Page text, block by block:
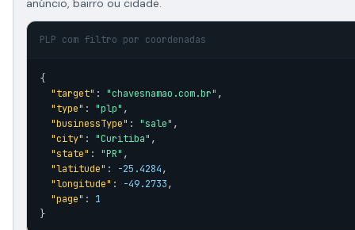
anúncio, bairro ou cidade.
PLP com filtro por coordenadas
{
"target" : "chavesnamao.com.br" ,
"type" : "plp" ,
"businessType" : "sale" ,
"city" : "Curitiba" ,
"state" : "PR" ,
"latitude" : -25.4284,
"longitude" : -49.2733,
"page" : 1
}